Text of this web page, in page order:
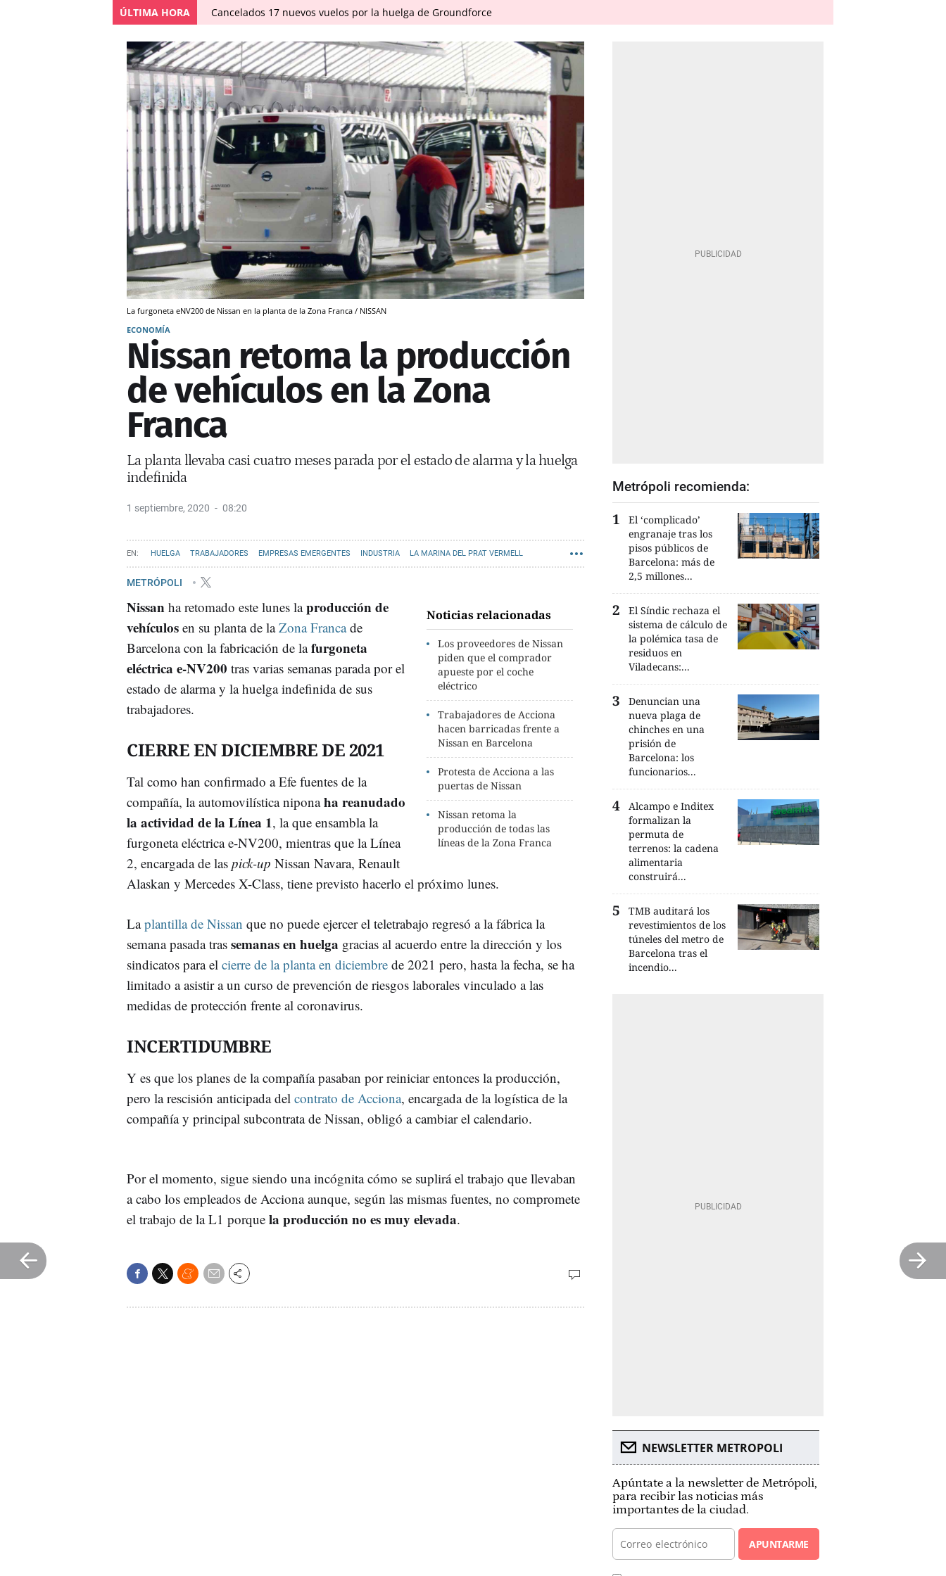
ÚLTIMA HORA Cancelados 17 nuevos vuelos por la huelga de Groundforce
La furgoneta eNV200 de Nissan en la planta de la Zona Franca / NISSAN
ECONOMÍA
Nissan retoma la producción
de vehículos en la Zona
Franca
La planta llevaba casi cuatro meses parada por el estado de alarma y la huelga
indefinida
1 septiembre, 2020 08:20
HUELGA TRABAJADORES EMPRESAS EMERGENTES INDUSTRIA LA MARINA DEL PRAT VERMELL
METRÓPOLI
Noticias relacionadas
Los proveedores de Nissan
piden que el comprador
apueste por el coche
eléctrico
Trabajadores de Acciona
hacen barricadas frente a
Nissan en Barcelona
Protesta de Acciona a las
puertas de Nissan
Nissan retoma la
producción de todas las
líneas de la Zona Franca
Nissan ha retomado este lunes laproducción de
vehículos en su planta de laZona Francade
Barcelona con la fabricación de lafurgoneta
eléctrica e-NV200 tras varias semanas parada por el
estado de alarma y la huelga indefinida de sus
trabajadores.
CIERRE EN DICIEMBRE DE 2021
Tal como han confirmado a Efe fuentes de la
compañía, la automovilística niponaha reanudado
la actividad de la Línea 1, la que ensambla la
furgoneta eléctrica e-NV200, mientras que la Línea
2, encargada de las pick-up Nissan Navara, Renault
Alaskan y Mercedes X-Class, tiene previsto hacerlo el próximo lunes.
Laplantilla de Nissan que no puede ejercer el teletrabajo regresó a la fábrica la
semana pasada tras semanas en huelga gracias al acuerdo entre la dirección y los
sindicatos para el cierre de la planta en diciembre de 2021 pero, hasta la fecha, se ha
limitado a asistir a un curso de prevención de riesgos laborales vinculado a las
medidas de protección frente al coronavirus.
INCERTIDUMBRE
Y es que los planes de la compañía pasaban por reiniciar entonces la producción,
pero la rescisión anticipada del contrato de Acciona, encargada de la logística de la
compañía y principal subcontrata de Nissan, obligó a cambiar el calendario.
Por el momento, sigue siendo una incógnita cómo se suplirá el trabajo que llevaban
a cabo los empleados de Acciona aunque, según las mismas fuentes, no compromete
el trabajo de la L1 porque la producción no es muy elevada.
Metrópoli recomienda:
El ‘complicado’
engranaje tras los
pisos públicos de
Barcelona: más de
2,5 millones...
El Síndic rechaza el
sistema de cálculo de
la polémica tasa de
residuos en
Viladecans:...
Denuncian una
nueva plaga de
chinches en una
prisión de
Barcelona: los
funcionarios...
Alcampo e Inditex
formalizan la
permuta de
terrenos: la cadena
alimentaria
construirá...
TMB auditará los
revestimientos de los
túneles del metro de
Barcelona tras el
incendio...
NEWSLETTER METROPOLI
Apúntate a la newsletter de Metrópoli,
para recibir las noticias más
importantes de la ciudad.
APUNTARME